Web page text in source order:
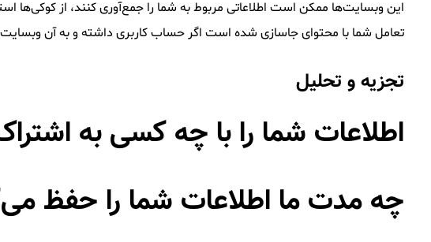
این وبسایت‌ها ممکن است اطلاعاتی مربوط به شما را جمع‌آوری کنند، از کوکی‌ها
تعامل شما با محتوای جاسازی شده است اگر حساب کاربری داشته و به آن
تجزیه و تحلیل
اطلاعات شما را با چه کسی به
چه مدت ما اطلاعات شما را حفظ